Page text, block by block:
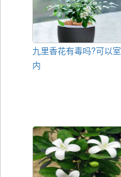
九里香花有毒吗?可以室
内